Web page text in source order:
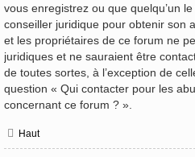
vous enregistrez ou que quelqu’un
conseiller juridique pour obtenir son
et les propriétaires de ce forum ne
juridiques et ne sauraient être
de toutes sortes, à l’exception de
question « Qui contacter pour les
concernant ce forum ? ».
Haut